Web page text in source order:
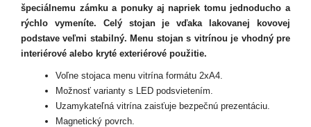
špeciálnemu zámku a ponuky aj napriek tomu jednoducho a
rýchlo vymeníte. Celý stojan je vďaka lakovanej kovovej
podstave veľmi stabilný. Menu stojan s vitrínou je vhodný pre
interiérové alebo kryté exteriérové použitie.
Voľne stojaca menu vitrína formátu 2xA4.
Možnosť varianty s LED podsvietením.
Uzamykateľná vitrína zaisťuje bezpečnú prezentáciu.
Magnetický povrch.